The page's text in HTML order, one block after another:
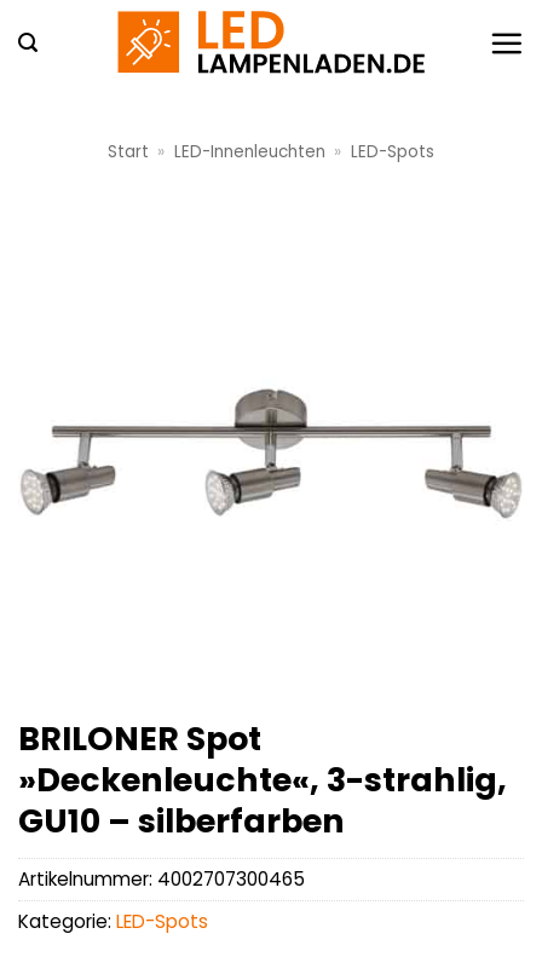
Inhalt
Start » LED-Innenleuchten » LED-Spots
BRILONER Spot
»Deckenleuchte«, 3-strahlig,
GU10 – silberfarben
Artikelnummer: 4002707300465
Kategorie: LED-Spots